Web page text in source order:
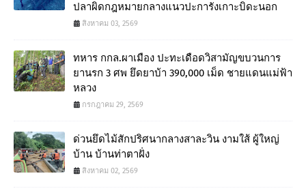
ปลาผิดกฎหมายกลางแนวปะการังเกาะบิดะนอก
สิงหาคม 03, 2569
ทหาร กกล.ผาเมือง ปะทะเดือดวิสามัญขบวนการ
ยานรก 3 ศพ ยึดยาบ้า 390,000 เม็ด ชายแดนแม่ฟ้า
หลวง
กรกฎาคม 29, 2569
ด่วนยึดไม้สักปริศนากลางสาละวิน งามใส้ ผู้ใหญ่
บ้าน บ้านท่าตาฝั่ง
สิงหาคม 02, 2569